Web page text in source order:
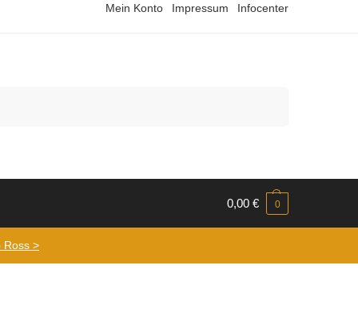
Mein Konto Impressum Infocenter
0,00 € 0
Ross >